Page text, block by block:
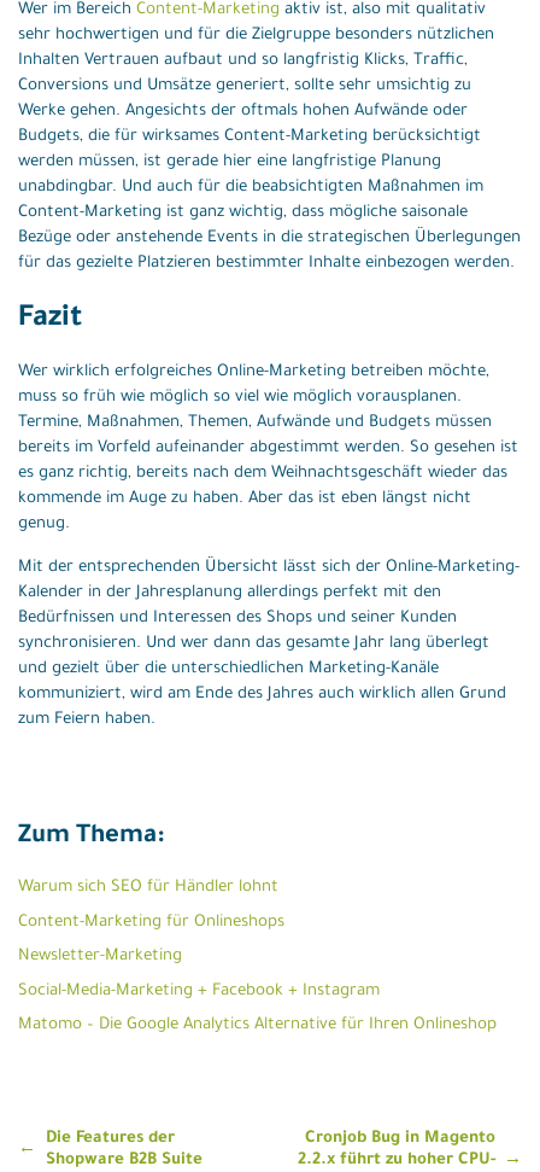
Wer im Bereich Content-Marketing aktiv ist, also mit qualitativ
sehr hochwertigen und für die Zielgruppe besonders nützlichen
Inhalten Vertrauen aufbaut und so langfristig Klicks, Traffic,
Conversions und Umsätze generiert, sollte sehr umsichtig zu
Werke gehen. Angesichts der oftmals hohen Aufwände oder
Budgets, die für wirksames Content-Marketing berücksichtigt
werden müssen, ist gerade hier eine langfristige Planung
unabdingbar. Und auch für die beabsichtigten Maßnahmen im
Content-Marketing ist ganz wichtig, dass mögliche saisonale
Bezüge oder anstehende Events in die strategischen Überlegungen
für das gezielte Platzieren bestimmter Inhalte einbezogen werden.
Fazit
Wer wirklich erfolgreiches Online-Marketing betreiben möchte,
muss so früh wie möglich so viel wie möglich vorausplanen.
Termine, Maßnahmen, Themen, Aufwände und Budgets müssen
bereits im Vorfeld aufeinander abgestimmt werden. So gesehen ist
es ganz richtig, bereits nach dem Weihnachtsgeschäft wieder das
kommende im Auge zu haben. Aber das ist eben längst nicht
genug.
Mit der entsprechenden Übersicht lässt sich der Online-Marketing-
Kalender in der Jahresplanung allerdings perfekt mit den
Bedürfnissen und Interessen des Shops und seiner Kunden
synchronisieren. Und wer dann das gesamte Jahr lang überlegt
und gezielt über die unterschiedlichen Marketing-Kanäle
kommuniziert, wird am Ende des Jahres auch wirklich allen Grund
zum Feiern haben.
Zum Thema:
Warum sich SEO für Händler lohnt
Content-Marketing für Onlineshops
Newsletter-Marketing
Social-Media-Marketing + Facebook + Instagram
Matomo – Die Google Analytics Alternative für Ihren Onlineshop
Beitragsnavigation
Die Features der
Shopware B2B Suite
Cronjob Bug in Magento
2.2.x führt zu hoher CPU-